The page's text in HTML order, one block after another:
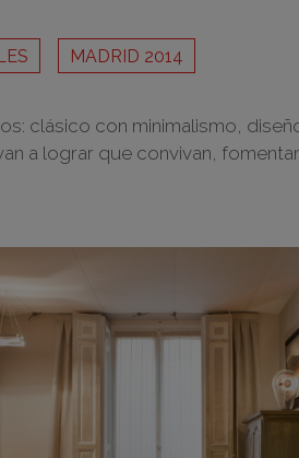
MADRID 2014
clásico con minimalismo,
a lograr que convivan,